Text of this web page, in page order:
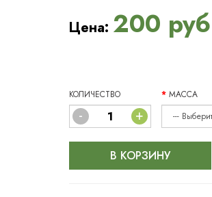
Цена: 200
КОЛИЧЕСТВО
- +
МАССА
В КОРЗИНУ